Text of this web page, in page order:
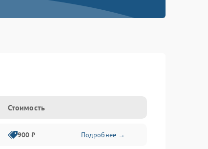
Стоимость
900 ₽ Подробнее →